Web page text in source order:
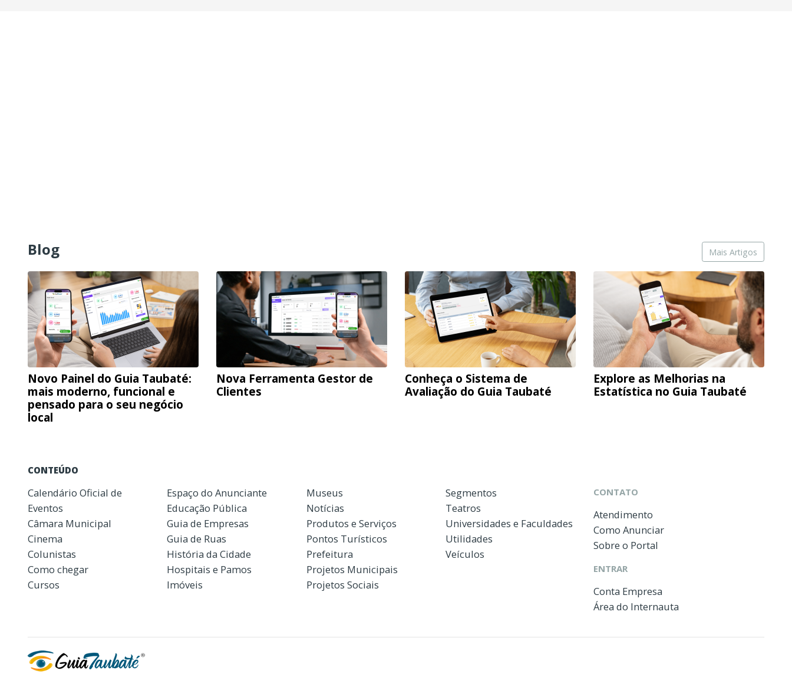
Blog Mais Artigos
Novo Painel do Guia Taubaté:
mais moderno, funcional e
pensado para o seu negócio
local
Nova Ferramenta Gestor de
Clientes
Conheça o Sistema de
Avaliação do Guia Taubaté
Explore as Melhorias na
Estatística no Guia Taubaté
CONTEÚDO
Calendário Oficial de
Eventos
Câmara Municipal
Cinema
Colunistas
Como chegar
Cursos
Espaço do Anunciante
Educação Pública
Guia de Empresas
Guia de Ruas
História da Cidade
Hospitais e Pamos
Imóveis
Museus
Notícias
Produtos e Serviços
Pontos Turísticos
Prefeitura
Projetos Municipais
Projetos Sociais
Segmentos
Teatros
Universidades e Faculdades
Utilidades
Veículos
CONTATO
Atendimento
Como Anunciar
Sobre o Portal
ENTRAR
Conta Empresa
Área do Internauta